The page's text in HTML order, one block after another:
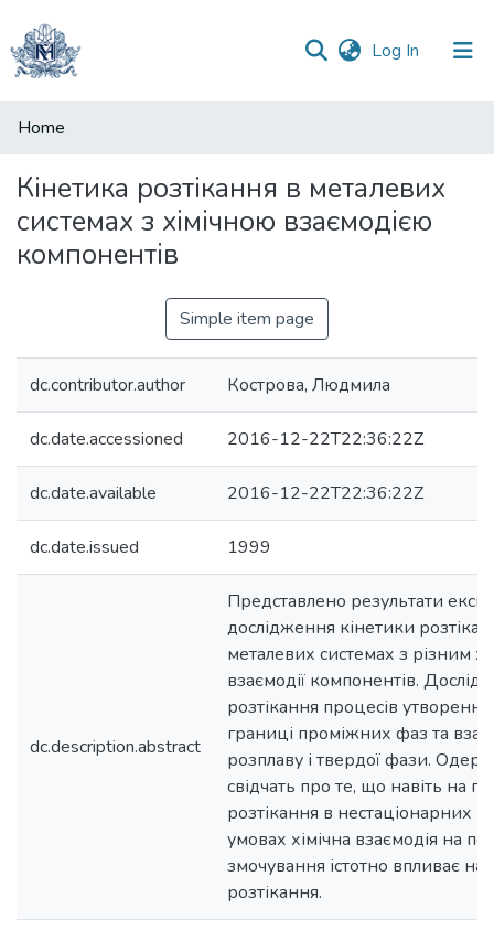
Log In (current)
Communities
Collections
All of DSpace
Home
Кінетика розтікання в металевих
системах з хімічною взаємодією
компонентів
Simple item page
dc.contributor.author Кострова, Людмила
dc.date.accessioned 2016-12-22T22:36:22Z
dc.date.available 2016-12-22T22:36:22Z
dc.date.issued 1999
dc.description.abstract
Представлено результати
дослідження кінетики
металевих системах з різним
взаємодії компонентів.
розтікання процесів
границі проміжних фаз та
розплаву і твердої фази.
свідчать про те, що навіть на
розтікання в нестаціонарних
умовах хімічна взаємодія на
змочування істотно впливає на
розтікання.